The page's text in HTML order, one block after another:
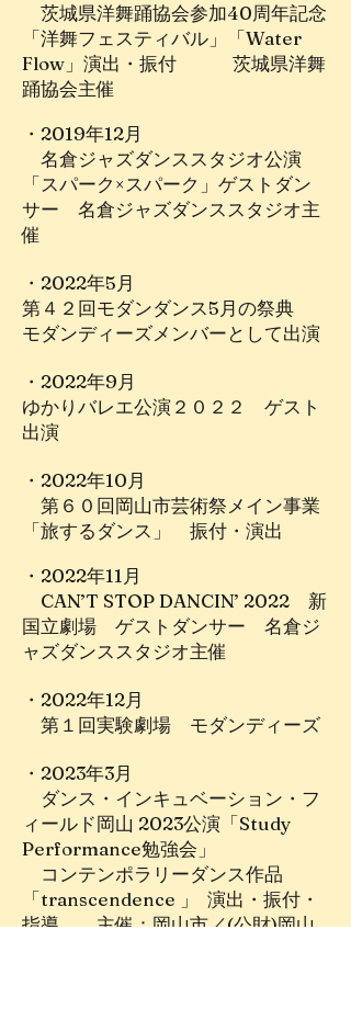
茨城県洋舞踊協会参加40周年記念
「洋舞フェスティバル」「Water
Flow」演出・振付 茨城県洋舞
踊協会主催
・2019年12月
名倉ジャズダンススタジオ公演
「スパーク×スパーク」ゲストダン
サー 名倉ジャズダンススタジオ主
催
・2022年5月
第４２回モダンダンス5月の祭典
モダンディーズメンバーとして出演
・2022年9月
ゆかりバレエ公演２０２２ ゲスト
出演
・2022年10月
第６０回岡山市芸術祭メイン事業
「旅するダンス」 振付・演出
・2022年11月
CAN’T STOP DANCIN’ 2022 新
国立劇場 ゲストダンサー 名倉ジ
ャズダンススタジオ主催
・2022年12月
​ 第１回実験劇場 モダンディーズ
・2023年3月
ダンス・インキュベーション・フ
ィールド岡山 2023公演「Study
Performance勉強会」
コンテンポラリーダンス作品
「transcendence 」 演出・振付・
指導 主催：岡山市／(公財)岡山